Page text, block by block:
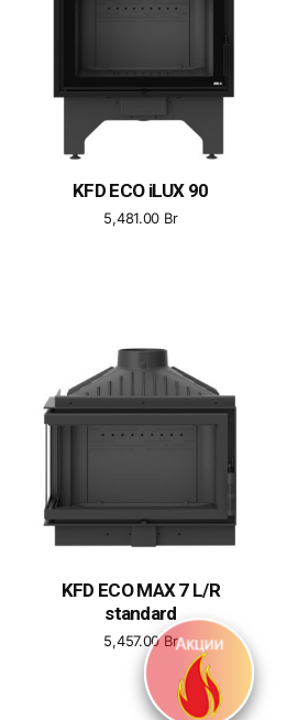
KFD ECO iLUX 90
5,481.00 Br
KFD ECO MAX 7 L/R
standard
5,457.00Br